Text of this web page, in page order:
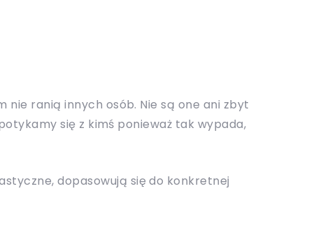
ranią innych osób. Nie są one ani zbyt
się z kimś ponieważ tak wypada,
dopasowują się do konkretnej